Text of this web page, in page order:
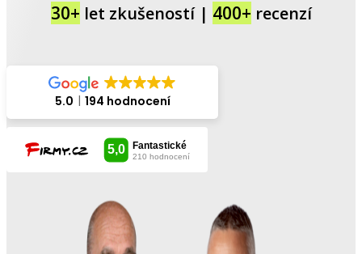
30+ let zkušeností | 400+ recenzí
5.0 194 hodnocení